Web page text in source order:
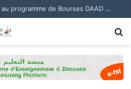
Appel à candidatures au programme de Bourses DAAD 2027.